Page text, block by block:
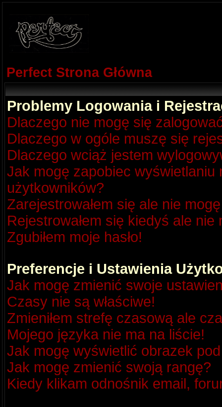
Perfect Strona Główna
Problemy Logowania i
Dlaczego nie mogę się
Dlaczego w ogóle muszę się
Dlaczego wciąż jestem
Jak mogę zapobiec
użytkowników?
Zarejestrowałem się ale nie
Rejestrowałem się kiedyś ale
Zgubiłem moje hasło!
Preferencje i Ustawienia
Jak mogę zmienić swoje
Czasy nie są właściwe!
Zmieniłem strefę czasową ale
Mojego języka nie ma na liście!
Jak mogę wyświetlić obrazek
Jak mogę zmienić swoją rangę?
Kiedy klikam odnośnik email,